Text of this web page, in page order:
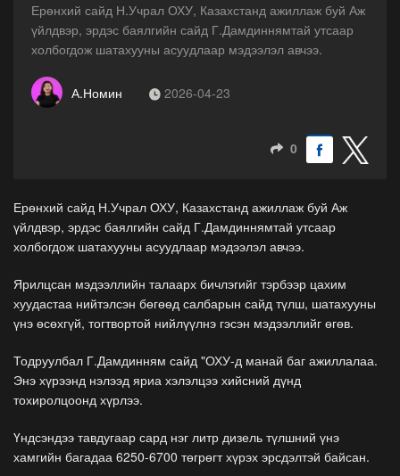
Ерөнхий сайд Н.Учрал ОХУ, Казахстанд ажиллаж буй Аж
үйлдвэр, эрдэс баялгийн сайд Г.Дамдиннямтай утсаар
холбогдож шатахууны асуудлаар мэдээлэл авчээ.
А.Номин 2026-04-23
0
Ерөнхий сайд Н.Учрал ОХУ, Казахстанд ажиллаж буй Аж
үйлдвэр, эрдэс баялгийн сайд Г.Дамдиннямтай утсаар
холбогдож шатахууны асуудлаар мэдээлэл авчээ.
Ярилцсан мэдээллийн талаарх бичлэгийг тэрбээр цахим
хуудастаа нийтэлсэн бөгөөд салбарын сайд түлш, шатахууны
үнэ өсөхгүй, тогтвортой нийлүүлнэ гэсэн мэдээллийг өгөв.
Тодруулбал Г.Дамдинням сайд "ОХУ-д манай баг ажиллалаа.
Энэ хүрээнд нэлээд яриа хэлэлцээ хийсний дүнд
тохиролцоонд хүрлээ.
Үндсэндээ тавдугаар сард нэг литр дизель түлшний үнэ
хамгийн багадаа 6250-6700 төгрөгт хүрэх эрсдэлтэй байсан.